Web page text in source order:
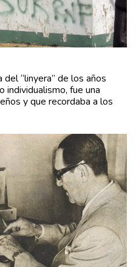
“linyera” de los años
individualismo, fue una
y que recordaba a los